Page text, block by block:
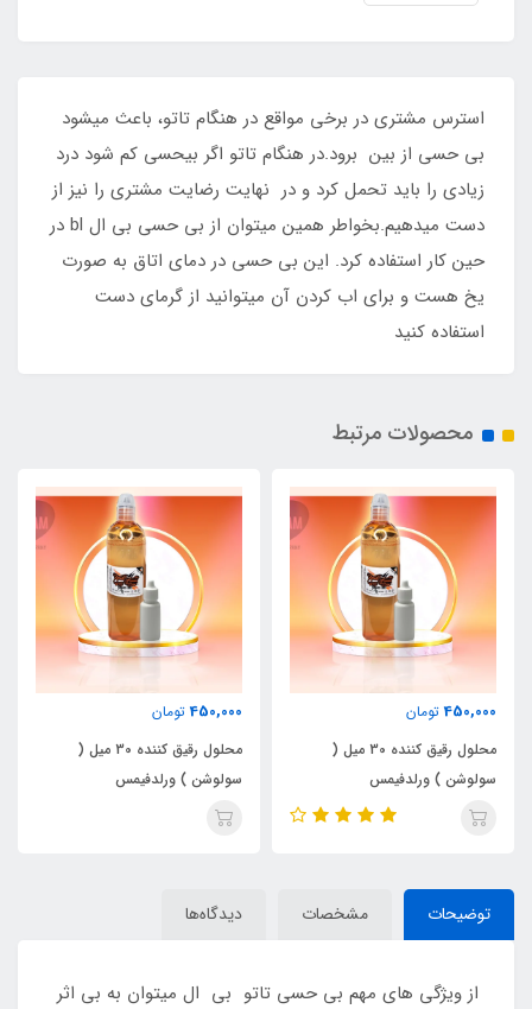
استرس مشتری در برخی مواقع در هنگام تاتو، باعث میشود
بی حسی از بین برود.در هنگام تاتو اگر بیحسی کم شود درد
زیادی را باید تحمل کرد و در نهایت رضایت مشتری را نیز از
دست میدهیم.بخواطر همین میتوان از بی حسی بی ال bl در
حین کار استفاده کرد. این بی حسی در دمای اتاق به صورت
یخ هست و برای اب کردن آن میتوانید از گرمای دست
استفاده کنید
محصولات مرتبط
450,000 تومان
محلول رقیق کننده 30 میل (
سولوشن ) ورلدفیمس
450,000 تومان
محلول رقیق کننده 30 میل (
سولوشن ) ورلدفیمس
توضیحات مشخصات دیدگاه‌ها
از ویژگی های مهم بی حسی تاتو بی ال میتوان به بی اثر